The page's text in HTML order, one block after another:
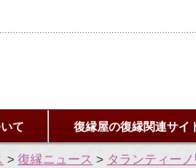
て 復縁屋の復縁関連サイ
> 復縁ニュース > タランティー